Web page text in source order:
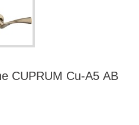
CUPRUМ Cu-А5 AB